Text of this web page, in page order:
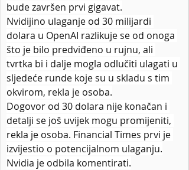
bude završen prvi gigavat.
Nvidijino ulaganje od 30 milijardi
dolara u OpenAI razlikuje se od onoga
što je bilo predviđeno u rujnu, ali
tvrtka bi i dalje mogla odlučiti ulagati u
sljedeće runde koje su u skladu s tim
okvirom, rekla je osoba.
Dogovor od 30 dolara nije konačan i
detalji se još uvijek mogu promijeniti,
rekla je osoba. Financial Times prvi je
izvijestio o potencijalnom ulaganju.
Nvidia je odbila komentirati.